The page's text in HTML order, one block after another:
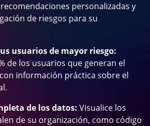
personalizadas y
de riesgos para su
usuarios de mayor riesgo:
de los usuarios que generan el
información práctica sobre el
de los datos: Visualice los
de su organización, como código